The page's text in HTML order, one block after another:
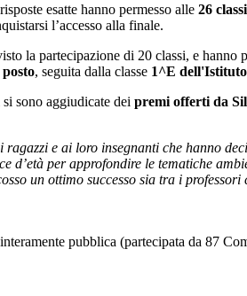
esatte hanno permesso alle 26
l’accesso alla finale.
la partecipazione di 20 classi, e hanno
, seguita dalla classe 1^E
sono aggiudicate dei premi offerti da
e ai loro insegnanti che hanno
d’età per approfondire le tematiche
un ottimo successo sia tra i professori
pubblica (partecipata da 87